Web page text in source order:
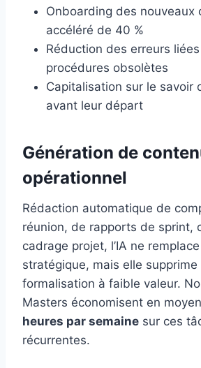
Onboarding des nouveaux
accéléré de 40 %
Réduction des erreurs
procédures obsolètes
Capitalisation sur le savoir
avant leur départ
Génération de
opérationnel
Rédaction automatique de
réunion, de rapports de sprint,
cadrage projet, l’IA ne
stratégique, mais elle
formalisation à faible valeur.
Masters économisent en
heures par semaine sur ces
récurrentes.